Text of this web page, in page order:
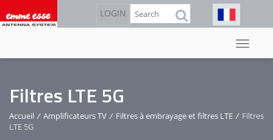
au
contenu
LOGIN Rechercher
Filtres LTE 5G
Accueil / Amplificateurs TV / Filtres à embrayage et filtres LTE / Filtres
LTE 5G